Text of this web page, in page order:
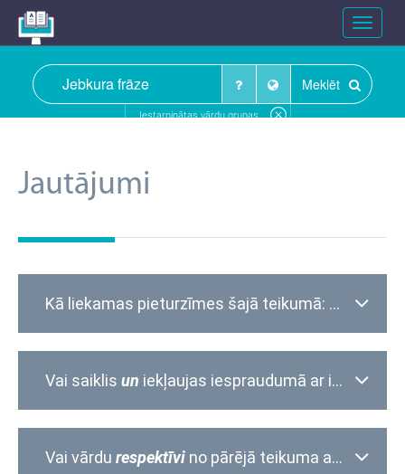
Toggle
Meklēt
Iestarpinātas vārdu grupas
Jautājumi
Kā liekamas pieturzīmes šajā teikumā:
Visi mani
Vai saiklis un iekļaujas iespraudumā ar ievadītājvārdu
Vai vārdu respektīvi no pārējā teikuma atdala ar komatiem?